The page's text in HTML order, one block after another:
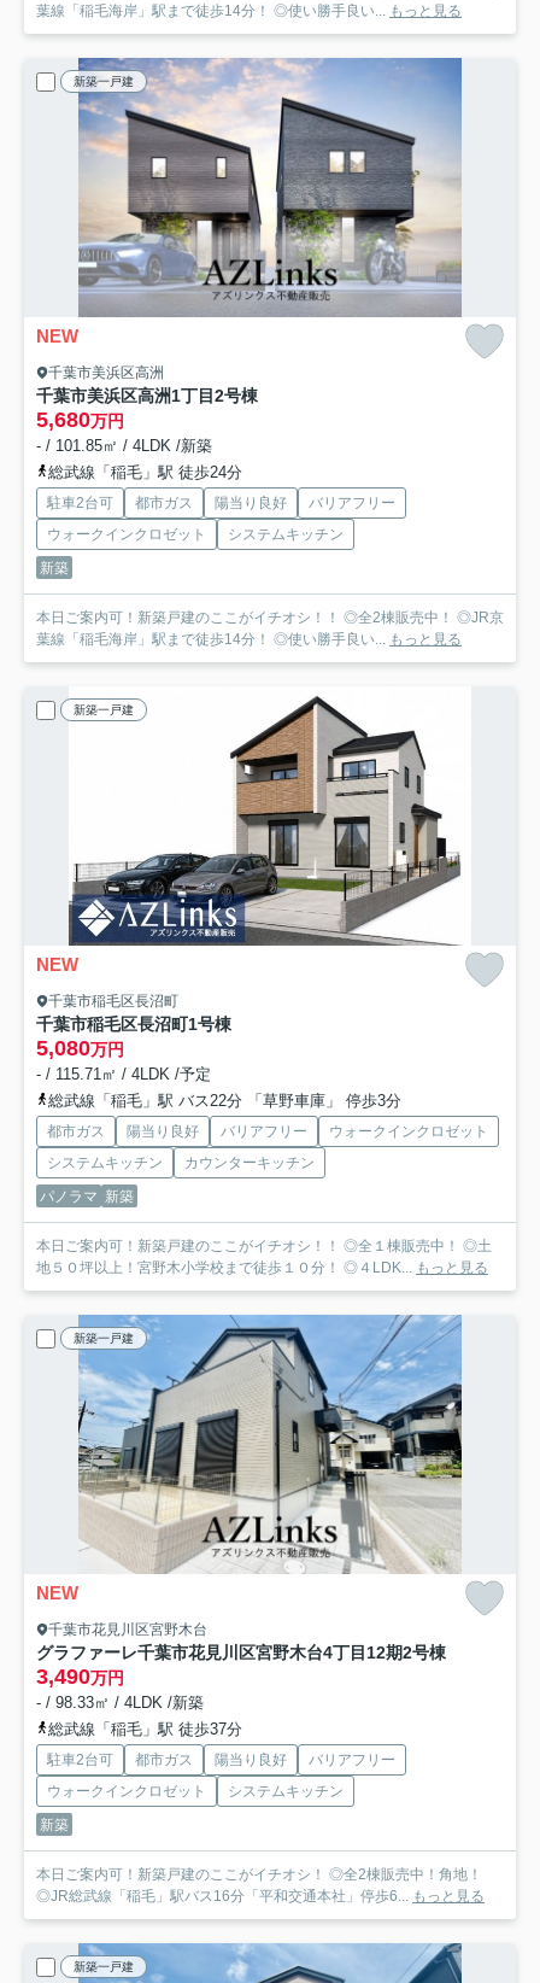
葉線「稲毛海岸」駅まで徒歩14分！ ◎使い勝手良い... もっと見る
新築一戸建
NEW
千葉市美浜区高洲
千葉市美浜区高洲1丁目2号棟
5,680万円
- / 101.85㎡ / 4LDK /新築
総武線「稲毛」駅 徒歩24分
駐車2台可 都市ガス 陽当り良好
バリアフリー
ウォークインクロゼット
システムキッチン
新築
本日ご案内可！新築戸建のここがイチオシ！！ ◎全2棟販売中！ ◎JR京
葉線「稲毛海岸」駅まで徒歩14分！ ◎使い勝手良い... もっと見る
新築一戸建
NEW
千葉市稲毛区長沼町
千葉市稲毛区長沼町1号棟
5,080万円
- / 115.71㎡ / 4LDK /予定
総武線「稲毛」駅 バス22分 「草野車庫」 停歩3分
都市ガス 陽当り良好 バリアフリー
ウォークインクロゼット
システムキッチン
カウンターキッチン
パノラマ 新築
本日ご案内可！新築戸建のここがイチオシ！！ ◎全１棟販売中！ ◎土
地５０坪以上！宮野木小学校まで徒歩１０分！ ◎４LDK... もっと見る
新築一戸建
NEW
千葉市花見川区宮野木台
グラファーレ千葉市花見川区宮野木台4丁目12期2号棟
3,490万円
- / 98.33㎡ / 4LDK /新築
総武線「稲毛」駅 徒歩37分
駐車2台可 都市ガス 陽当り良好
バリアフリー
ウォークインクロゼット
システムキッチン
新築
本日ご案内可！新築戸建のここがイチオシ！ ◎全2棟販売中！角地！
◎JR総武線「稲毛」駅バス16分「平和交通本社」停歩6... もっと見る
新築一戸建